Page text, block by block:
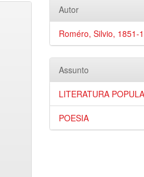
Autor
Roméro, Silvio, 1851-
Assunto
LITERATURA
POESIA